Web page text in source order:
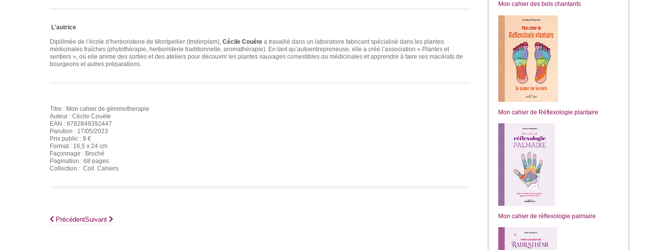
L'autrice
Diplômée de l’école d’herboristerie de Montpellier (Imderplam), Cécile Couète a travaillé dans un laboratoire fabricant spécialisé dans les plantes
médicinales fraîches (phytothérapie, herboristerie traditionnelle, aromathérapie). En tant qu’autoentrepreneuse, elle a créé l’association « Plantes et
sentiers », où elle anime des sorties et des ateliers pour découvrir les plantes sauvages comestibles ou médicinales et apprendre à faire ses macérats de
bourgeons et autres préparations.
Titre : Mon cahier de gémmotherapie
Auteur : Cécile Couète
EAN : 9782849392447
Parution : 17/05/2023
Prix public : 9 €
Format : 16,5 x 24 cm
Façonnage : Broché
Pagination : 68 pages
Collection : Coll. Cahiers
Article précédent : Mon cahier stop presbytie
PrécédentArticle suivant : Mon cahier des mouvements qui guérissent
Suivant
Mon cahier des bols chantants
Mon cahier de Réflexologie plantaire
Mon cahier de réflexologie palmaire